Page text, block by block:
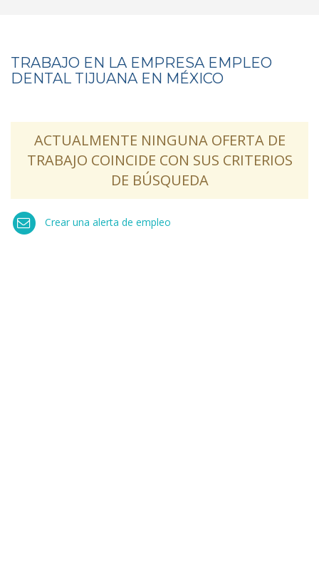
TRABAJO EN LA EMPRESA EMPLEO
DENTAL TIJUANA EN MÉXICO
ACTUALMENTE NINGUNA OFERTA DE
TRABAJO COINCIDE CON SUS CRITERIOS
DE BÚSQUEDA
Crear una alerta de empleo